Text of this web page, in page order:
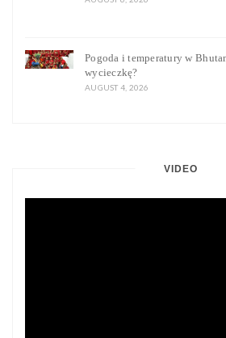
Pogoda i temperatury w
wycieczkę?
AUGUST 4, 2026
VIDEO